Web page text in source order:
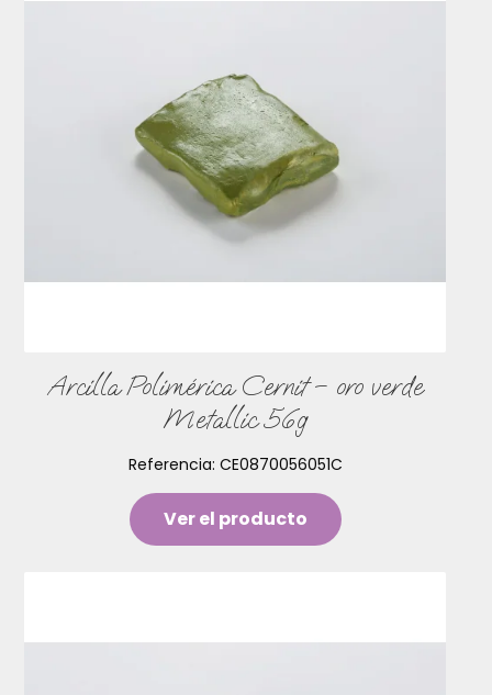
Arcilla Polimérica Cernit – oro verde
Metallic 56g
Referencia: CE0870056051C
Ver el producto